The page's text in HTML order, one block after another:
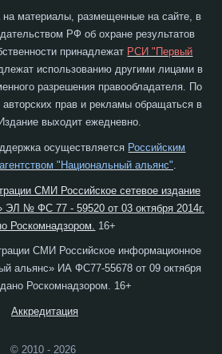
материалы, размещенные на сайте, в
РФ об охране результатов
принадлежат РСИ "Первый
использованию другими лицами в
разрешения правообладателя. По
авторских прав и рекламы обращаться в
Издание выходит ежедневно.
осуществляется Российским
"Национальный альянс"
СМИ Российское сетевое издание
ЭЛ № ФС 77 - 59520 от 03 октября 2014г.
Роскомнадзором.
16+
СМИ Российское информационное
альянс» ИА ФС77-55678 от 09 октября
Роскомнадзором. 16+
Аккредитация
© 2010 - 2026